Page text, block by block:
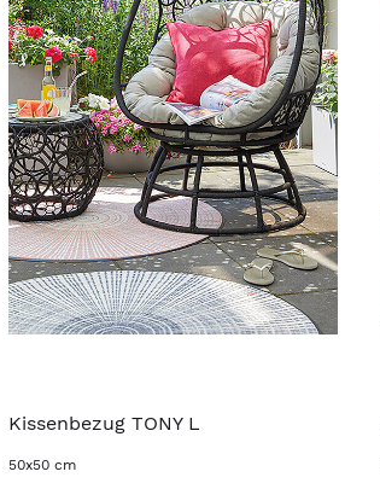
Kissenbezug TONY L
50x50 cm